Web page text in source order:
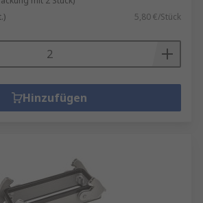
Batterien an ein
Gerät
ohne dass alle einzeln
werden müssen.
5,80 €/Stück
Hinzufügen